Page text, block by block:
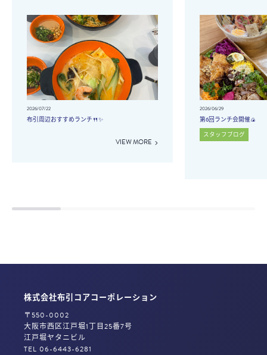
2026/07/22
布引周辺おすすめランチ🍴✨
VIEW MORE
2026/06/29
第6回ランチ会開催🍙
スタッフブログ
株式会社布引コアコーポレーション
〒550-0002
大阪市西区江戸堀1丁目25番7号
江戸堀ヤタニビル
TEL 06-6443-6281